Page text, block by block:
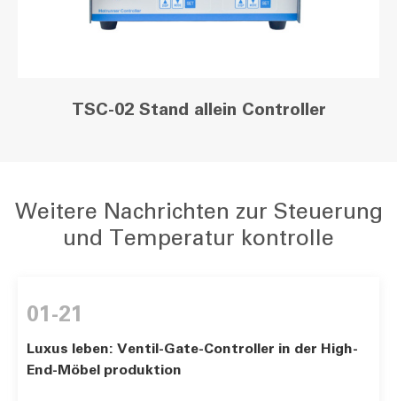
TSC-02 Stand allein Controller
Weitere Nachrichten zur Steuerung
und Temperatur kontrolle
01-21
Luxus leben: Ventil-Gate-Controller in der High-
End-Möbel produktion